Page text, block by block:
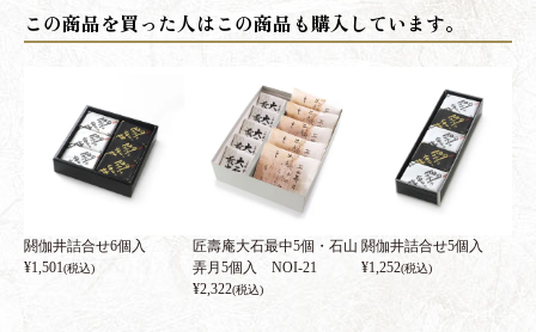
閼伽井詰合せ6個入
¥1,501(税込)
匠壽庵大石最中5個・石山
弄月5個入 NOI-21
¥2,322(税込)
閼伽井詰合せ5個入
¥1,252(税込)